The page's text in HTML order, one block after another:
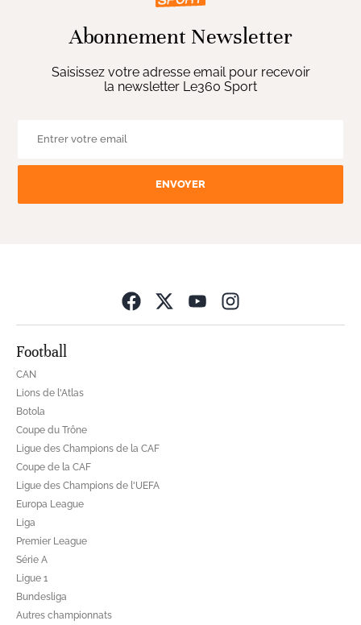
Abonnement Newsletter
Saisissez votre adresse email pour recevoir
la newsletter Le360 Sport
ENVOYER
Football
CAN
Lions de l'Atlas
Botola
Coupe du Trône
Ligue des Champions de la CAF
Coupe de la CAF
Ligue des Champions de l'UEFA
Europa League
Liga
Premier League
Série A
Ligue 1
Bundesliga
Autres championnats